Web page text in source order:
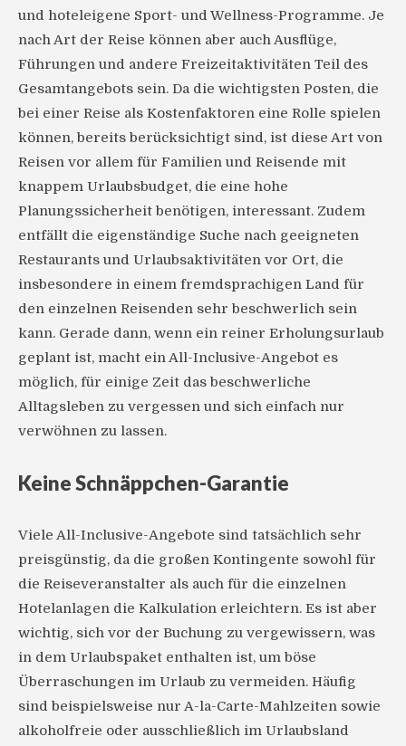
und hoteleigene Sport- und Wellness-Programme. Je
nach Art der Reise können aber auch Ausflüge,
Führungen und andere Freizeitaktivitäten Teil des
Gesamtangebots sein. Da die wichtigsten Posten, die
bei einer Reise als Kostenfaktoren eine Rolle spielen
können, bereits berücksichtigt sind, ist diese Art von
Reisen vor allem für Familien und Reisende mit
knappem Urlaubsbudget, die eine hohe
Planungssicherheit benötigen, interessant. Zudem
entfällt die eigenständige Suche nach geeigneten
Restaurants und Urlaubsaktivitäten vor Ort, die
insbesondere in einem fremdsprachigen Land für
den einzelnen Reisenden sehr beschwerlich sein
kann. Gerade dann, wenn ein reiner Erholungsurlaub
geplant ist, macht ein All-Inclusive-Angebot es
möglich, für einige Zeit das beschwerliche
Alltagsleben zu vergessen und sich einfach nur
verwöhnen zu lassen.
Keine Schnäppchen-Garantie
Viele All-Inclusive-Angebote sind tatsächlich sehr
preisgünstig, da die großen Kontingente sowohl für
die Reiseveranstalter als auch für die einzelnen
Hotelanlagen die Kalkulation erleichtern. Es ist aber
wichtig, sich vor der Buchung zu vergewissern, was
in dem Urlaubspaket enthalten ist, um böse
Überraschungen im Urlaub zu vermeiden. Häufig
sind beispielsweise nur A-la-Carte-Mahlzeiten sowie
alkoholfreie oder ausschließlich im Urlaubsland